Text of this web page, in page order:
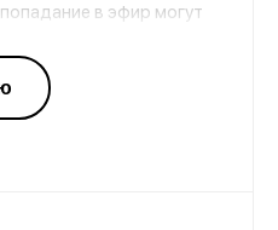
в эфир могут
избирательности
у слушателей по